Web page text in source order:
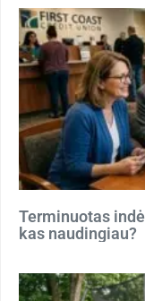
Terminuotas
kas naudingiau?